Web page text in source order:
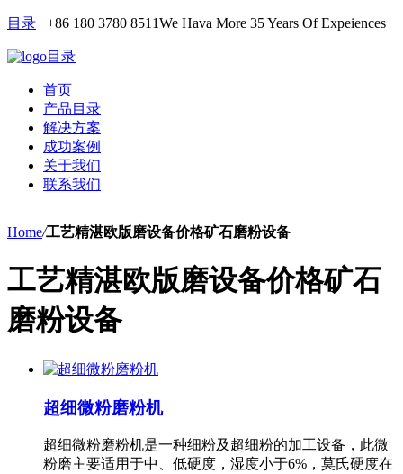
目录 +86 180 3780 8511We Hava More 35 Years Of Expeiences
目录
首页
产品目录
解决方案
成功案例
关于我们
联系我们
Home/工艺精湛欧版磨设备价格矿石磨粉设备
工艺精湛欧版磨设备价格矿石
磨粉设备
超细微粉磨粉机
超细微粉磨粉机是一种细粉及超细粉的加工设备，此微
粉磨主要适用于中、低硬度，湿度小于6%，莫氏硬度在